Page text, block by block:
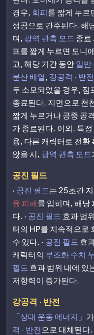
경우, 회피를 짧게 누르
성공으로 간주된다. 해
며, 광역 관측 모드 종료
프를 짧게 누르면 모니
고, 해당 기간 동안일반
분산 배열, 강공격 · 반전
두 소모되었을 경우, 점
종료된다. 지면으로 천
짧게 누르거나 공중 공
가 종료된다. 이외, 특
용, 다른 캐릭터로 전환
않을 시, 광역 관측 모드
공진 필드
· 공진 필드는 25초간
융 피해를 입히며, 해당
다. · 공진 필드 효과 범
터의 HP를 지속적으로
수 있다. · 공진 필드 효
캐릭터의 부조화 수치
필드 효과 범위 내에 있
저항력이 증가된다.
강공격 · 반전
「상대 운동 에너지」
격 · 반전으로 대체된다.